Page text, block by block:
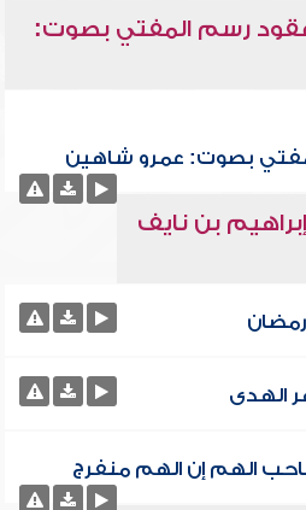
رسم المفتي بصوت:
بصوت: عمرو شاهين
بن نايف
الهدى
الهم إن الهم منفرج